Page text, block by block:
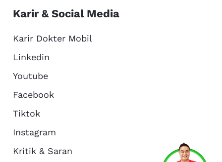
Karir & Social Media
Karir Dokter Mobil
Linkedin
Youtube
Facebook
Tiktok
Instagram
Kritik & Saran